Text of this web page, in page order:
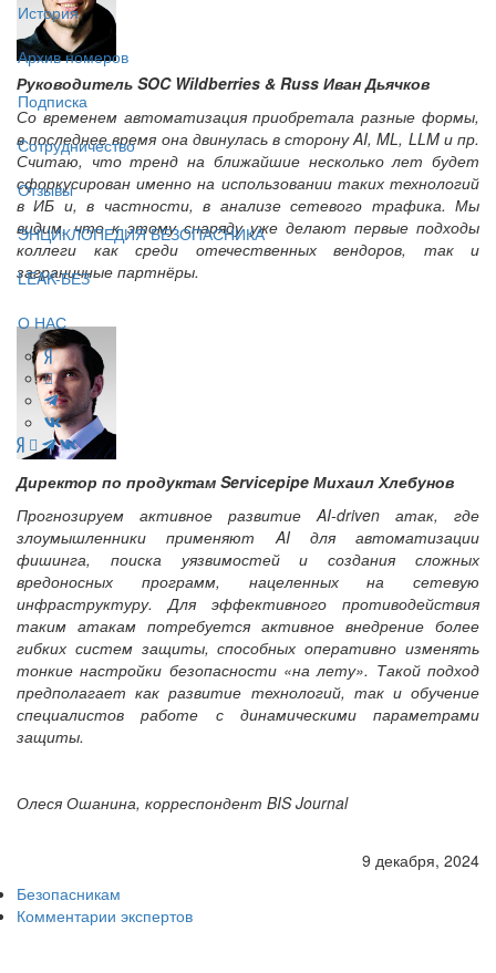
История
Архив номеров
Подписка
Сотрудничество
Отзывы
ЭНЦИКЛОПЕДИЯ БЕЗОПАСНИКА
LEAK-БЕЗ
О НАС
Руководитель SOC Wildberries & Russ Иван Дьячков
Со временем автоматизация приобретала разные формы,
в последнее время она двинулась в сторону AI, ML, LLM и пр.
Считаю, что тренд на ближайшие несколько лет будет
сфоркусирован именно на использовании таких технологий
в ИБ и, в частности, в анализе сетевого трафика. Мы
видим, что к этому снаряду уже делают первые подходы
коллеги как среди отечественных вендоров, так и
заграничные партнёры.
Директор по продуктам Servicepipe Михаил Хлебунов
Прогнозируем активное развитие AI-driven атак, где
злоумышленники применяют AI для автоматизации
фишинга, поиска уязвимостей и создания сложных
вредоносных программ, нацеленных на сетевую
инфраструктуру. Для эффективного противодействия
таким атакам потребуется активное внедрение более
гибких систем защиты, способных оперативно изменять
тонкие настройки безопасности «на лету». Такой подход
предполагает как развитие технологий, так и обучение
специалистов работе с динамическими параметрами
защиты.
Олеся Ошанина, корреспондент BIS Journal
9 декабря, 2024
Безопасникам
Комментарии экспертов